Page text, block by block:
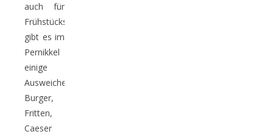
auch für
Frühstücksmuffel
gibt es im
Pernikkel
einige
Ausweichessen.
Burger,
Fritten,
Caeser